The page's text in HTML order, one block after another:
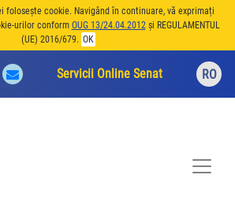
folosește cookie. Navigând în continuare, vă exprimați
urilor conform OUG 13/24.04.2012și REGULAMENTUL
(UE) 2016/679. OK
Servicii Online Senat RO